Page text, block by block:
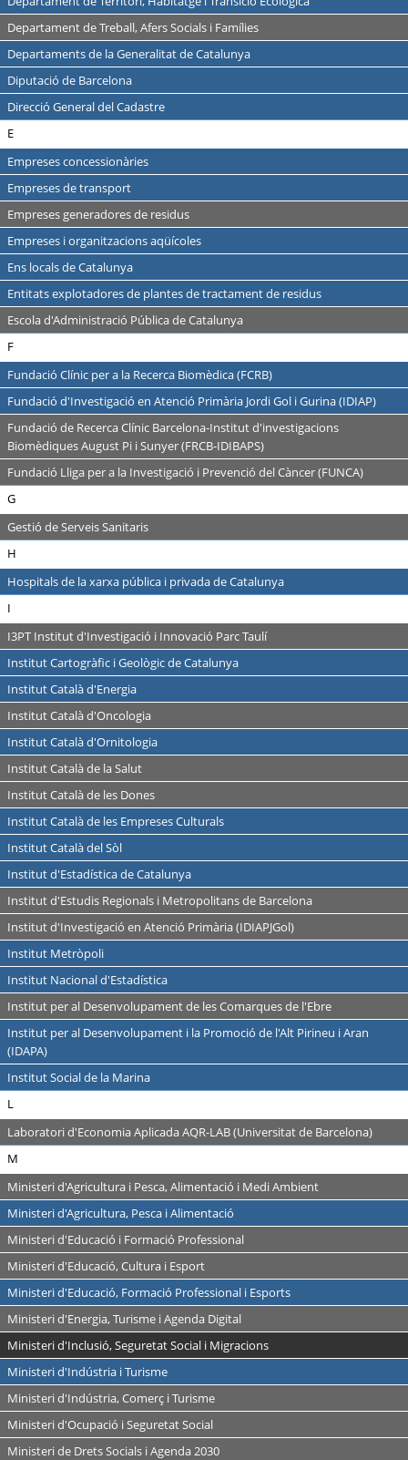
Departament de Treball, Afers Socials i Famílies
Departaments de la Generalitat de Catalunya
Diputació de Barcelona
Direcció General del Cadastre
E
Empreses concessionàries
Empreses de transport
Empreses generadores de residus
Empreses i organitzacions aqüícoles
Ens locals de Catalunya
Entitats explotadores de plantes de tractament de residus
Escola d'Administració Pública de Catalunya
F
Fundació Clínic per a la Recerca Biomèdica (FCRB)
Fundació d'Investigació en Atenció Primària Jordi Gol i Gurina (IDIAP)
Fundació de Recerca Clínic Barcelona-Institut d'investigacions
Biomèdiques August Pi i Sunyer (FRCB-IDIBAPS)
Fundació Lliga per a la Investigació i Prevenció del Càncer (FUNCA)
G
Gestió de Serveis Sanitaris
H
Hospitals de la xarxa pública i privada de Catalunya
I
I3PT Institut d'Investigació i Innovació Parc Taulí
Institut Cartogràfic i Geològic de Catalunya
Institut Català d'Energia
Institut Català d'Oncologia
Institut Català d'Ornitologia
Institut Català de la Salut
Institut Català de les Dones
Institut Català de les Empreses Culturals
Institut Català del Sòl
Institut d'Estadística de Catalunya
Institut d'Estudis Regionals i Metropolitans de Barcelona
Institut d'Investigació en Atenció Primària (IDIAPJGol)
Institut Metròpoli
Institut Nacional d'Estadística
Institut per al Desenvolupament de les Comarques de l'Ebre
Institut per al Desenvolupament i la Promoció de l'Alt Pirineu i Aran
(IDAPA)
Institut Social de la Marina
L
Laboratori d'Economia Aplicada AQR-LAB (Universitat de Barcelona)
M
Ministeri d'Agricultura i Pesca, Alimentació i Medi Ambient
Ministeri d'Agricultura, Pesca i Alimentació
Ministeri d'Educació i Formació Professional
Ministeri d'Educació, Cultura i Esport
Ministeri d'Educació, Formació Professional i Esports
Ministeri d'Energia, Turisme i Agenda Digital
Ministeri d'Inclusió, Seguretat Social i Migracions
Ministeri d'Indústria i Turisme
Ministeri d'Indústria, Comerç i Turisme
Ministeri d'Ocupació i Seguretat Social
Ministeri de Drets Socials i Agenda 2030